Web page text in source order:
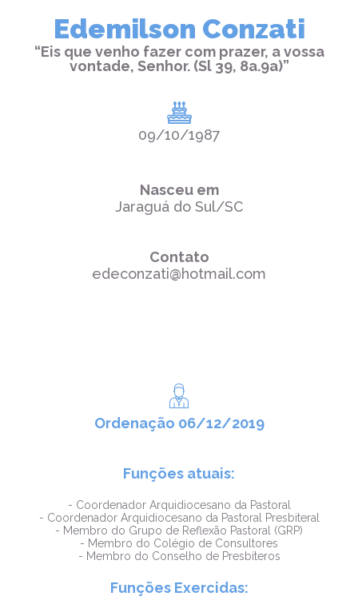
Edemilson Conzati
“Eis que venho fazer com prazer, a vossa
vontade, Senhor. (Sl 39, 8a.9a)”
09/10/1987
Nasceu em
Jaraguá do Sul/SC
Contato
edeconzati@hotmail.com
Ordenação 06/12/2019
Funções atuais:
- Coordenador Arquidiocesano da Pastoral
- Coordenador Arquidiocesano da Pastoral Presbiteral
- Membro do Grupo de Reflexão Pastoral (GRP)
- Membro do Colégio de Consultores
- Membro do Conselho de Presbíteros
Funções Exercidas: